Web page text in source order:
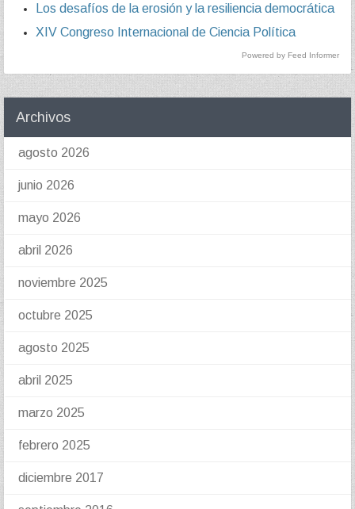
Los desafíos de la erosión y la resiliencia democrática
XIV Congreso Internacional de Ciencia Política
Powered by Feed Informer
Archivos
agosto 2026
junio 2026
mayo 2026
abril 2026
noviembre 2025
octubre 2025
agosto 2025
abril 2025
marzo 2025
febrero 2025
diciembre 2017